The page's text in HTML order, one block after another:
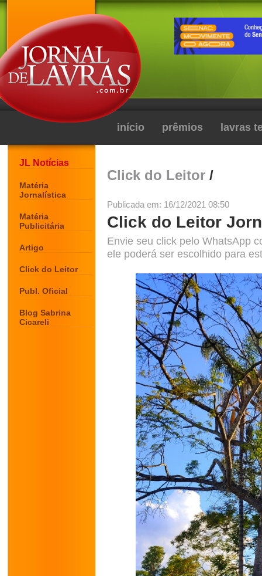
início prêmios lavras
JL Notícias
Matéria
Jornalística
Matéria
Publicitária
Artigo
Click do Leitor
Publ. Oficial
Blog Sabrina
Cicareli
Click do Leitor /
Publicada em: 16/12/2021 08:50
Click do Leitor
Envie seu click pelo WhatsApp
ele poderá ser escolhido para